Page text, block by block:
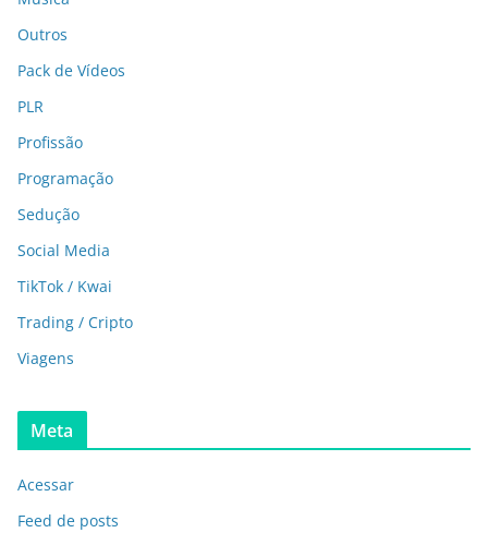
Outros
Pack de Vídeos
PLR
Profissão
Programação
Sedução
Social Media
TikTok / Kwai
Trading / Cripto
Viagens
Meta
Acessar
Feed de posts